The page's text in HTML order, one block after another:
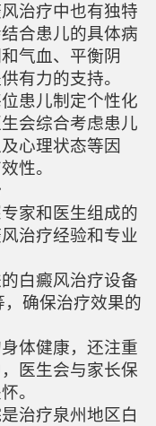
治疗中也有独特
合患儿的具体病
气血、平衡阴
有力的支持。
患儿制定个性化
会综合考虑患儿
心理状态等因
性。
家和医生组成的
治疗经验和专业
白癜风治疗设备
确保治疗效果的
体健康，还注重
医生会与家长保
。
治疗泉州地区白